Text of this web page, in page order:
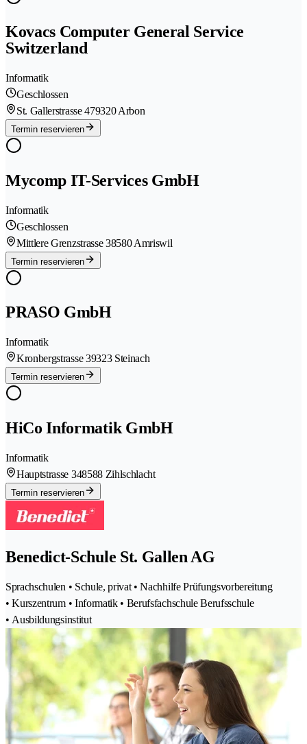
Kovacs Computer General Service
Switzerland
Informatik
Geschlossen
St. Gallerstrasse 479320 Arbon
Termin reservieren
Mycomp IT-Services GmbH
Informatik
Geschlossen
Mittlere Grenzstrasse 38580 Amriswil
Termin reservieren
PRASO GmbH
Informatik
Kronbergstrasse 39323 Steinach
Termin reservieren
HiCo Informatik GmbH
Informatik
Hauptstrasse 348588 Zihlschlacht
Termin reservieren
Benedict-Schule St. Gallen AG
Sprachschulen • Schule, privat • Nachhilfe Prüfungsvorbereitung
• Kurszentrum • Informatik • Berufsfachschule Berufsschule
• Ausbildungsinstitut